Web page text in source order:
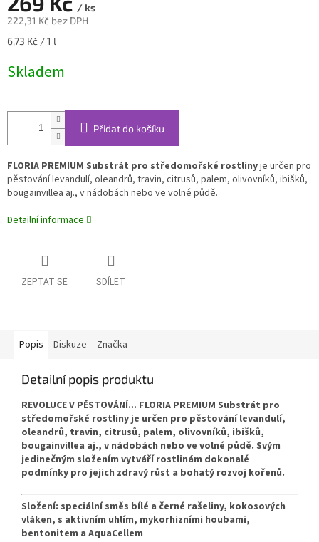
/ ks
222,31 Kč bez DPH
Měrná
6,73 Kč / 1 l
Skladem
Přidat do košíku
FLORIA PREMIUM Substrát pro středomořské rostlinyje určen pro
pěstování levandulí, oleandrů, travin, citrusů, palem, olivovníků, ibišků,
bougainvillea aj., v nádobách nebo ve volné půdě.
Detailní informace
ZEPTAT SE SDÍLET
Popis Diskuze Značka
Detailní popis produktu
REVOLUCE V PĚSTOVÁNÍ... FLORIA PREMIUM Substrát pro
středomořské rostlinyje určen pro pěstování levandulí,
oleandrů, travin, citrusů, palem, olivovníků, ibišků,
bougainvillea aj., v nádobách nebo ve volné půdě. Svým
jedinečným složením vytváří rostlinám dokonalé
podmínky pro jejich zdravý růst a bohatý rozvoj kořenů.
Složení: speciální směs bílé a černé rašeliny, kokosových
vláken, s aktivním uhlím, mykorhizními houbami,
bentonitem a AquaCellem